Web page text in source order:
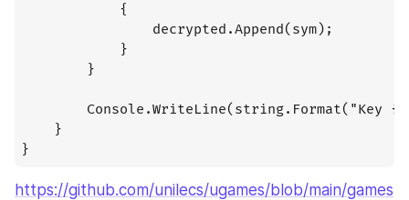
            {
                decrypted.Append(sym);
            }
        }
Console.WriteLine(string.Format("Key
    }
}
https://github.com/unilecs/ugames/blob/main/games